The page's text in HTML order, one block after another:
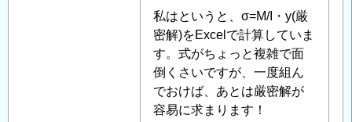
私はというと、σ=M/I・y(厳
密解)をExcelで計算していま
す。式がちょっと複雑で面
倒くさいですが、一度組ん
でおけば、あとは厳密解が
容易に求まります！